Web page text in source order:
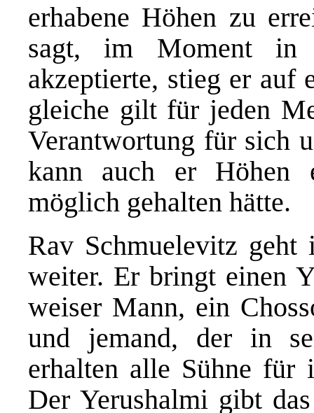
erhabene Höhen zu
sagt, im Moment in
akzeptierte, stieg er auf
gleiche gilt für jeden
Verantwortung für sich
kann auch er Höhen
möglich gehalten hätte.
Rav Schmuelevitz
weiter. Er bringt einen
weiser Mann, ein
und jemand, der in
erhalten alle Sühne für
Der Yerushalmi gibt